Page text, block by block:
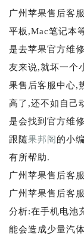
广州苹果售后客
平板,Mac笔记本
是去苹果官方维
友来说,就坏一个
果售后客服中心,
高了,还不如自己
是会找到官方维
跟随果邦阁 的小
有所帮助.
广州苹果售后客
广州苹果售后客
分析:在手机电池
能会造成少量汽